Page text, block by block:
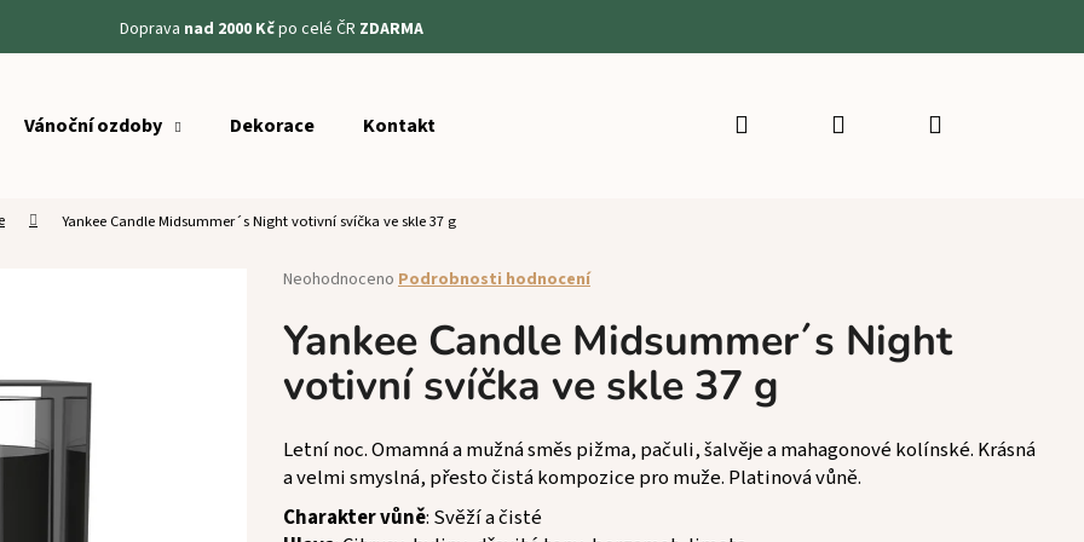
Doprava nad 2000 Kčpo celé ČR ZDARMA
Vánoční ozdoby Dekorace Kontakt Hledat PřihlášeníNákupní
Yankee Candle Midsummer´s Night votivní svíčka ve skle 37 g
Průměrné
produktu
je
z
hvězdiček.
Neohodnoceno Podrobnosti hodnocení
Yankee Candle Midsummer´s Night
votivní svíčka ve skle 37 g
Letní noc. Omamná a mužná směs pižma, pačuli, šalvěje a mahagonové kolínské. Krásná
a velmi smyslná, přesto čistá kompozice pro muže. Platinová vůně.
Charakter vůně: Svěží a čisté
Co potřebujete najít?
HLEDAT